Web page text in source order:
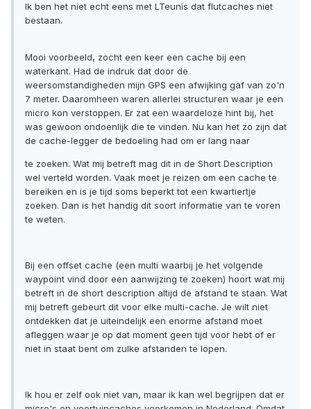
Ik ben het niet echt eens met LTeunis dat flutcaches niet
bestaan.
Mooi voorbeeld, zocht een keer een cache bij een
waterkant. Had de indruk dat door de
weersomstandigheden mijn GPS een afwijking gaf van zo'n
7 meter. Daaromheen waren allerlei structuren waar je een
micro kon verstoppen. Er zat een waardeloze hint bij, het
was gewoon ondoenlijk die te vinden. Nu kan het zo zijn dat
de cache-legger de bedoeling had om er lang naar
te zoeken. Wat mij betreft mag dit in de Short Description
wel verteld worden. Vaak moet je reizen om een cache te
bereiken en is je tijd soms beperkt tot een kwartiertje
zoeken. Dan is het handig dit soort informatie van te voren
te weten.
Bij een offset cache (een multi waarbij je het volgende
waypoint vind door een aanwijzing te zoeken) hoort wat mij
betreft in de short description altijd de afstand te staan. Wat
mij betreft gebeurt dit voor elke multi-cache. Je wilt niet
ontdekken dat je uiteindelijk een enorme afstand moet
afleggen waar je op dat moment geen tijd voor hebt of er
niet in staat bent om zulke afstanden te lopen.
Ik hou er zelf ook niet van, maar ik kan wel begrijpen dat er